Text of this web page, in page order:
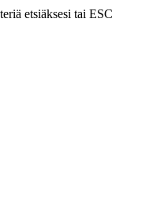
etsiäksesi tai ESC